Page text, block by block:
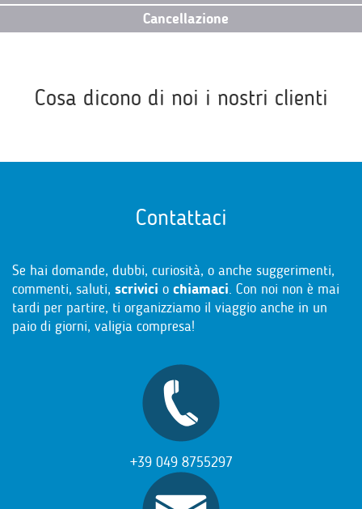
Cancellazione
Cosa dicono di noi i nostri clienti
Contattaci
Se hai domande, dubbi, curiosità, o anche suggerimenti,
commenti, saluti, scrivici o chiamaci. Con noi non è mai
tardi per partire, ti organizziamo il viaggio anche in un
paio di giorni, valigia compresa!
+39 049 8755297